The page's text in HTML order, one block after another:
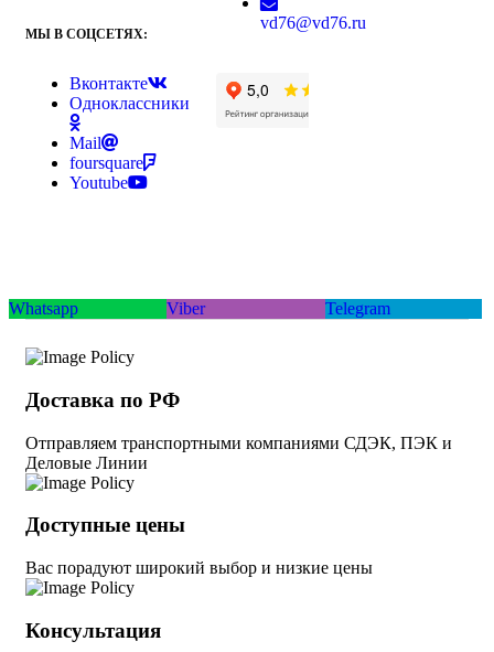
МЫ В СОЦСЕТЯХ:
Вконтакте
Одноклассники
Mail
foursquare
Youtube
vd76@vd76.ru
Whatsapp Viber Telegram
Доставка по РФ
Отправляем транспортными компаниями СДЭК, ПЭК и
Деловые Линии
Доступные цены
Вас порадуют широкий выбор и низкие цены
Консультация